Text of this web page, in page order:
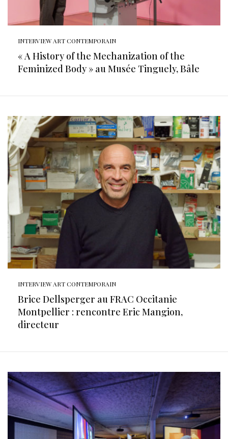
INTERVIEW ART CONTEMPORAIN
« A History of the Mechanization of the
Feminized Body » au Musée Tinguely, Bâle
INTERVIEW ART CONTEMPORAIN
Brice Dellsperger au FRAC Occitanie
Montpellier : rencontre Eric Mangion,
directeur